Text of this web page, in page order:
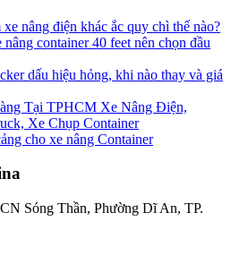
nâng điện khác ắc quy chì thế nào?
container 40 feet nên chọn đầu
dấu hiệu hỏng, khi nào thay và giá
Tại TPHCM Xe Nâng Điện,
Xe Chụp Container
cho xe nâng Container
Sóng Thần, Phường Dĩ An, TP.